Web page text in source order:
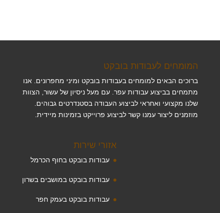
המומחים לעבודות בובקט
ברוכים הבאים למומחים בעבודות בובקט ומיני מחפרונים. אנו
מתמחים בביצוע עבודות עפר. עם מעל ניסיון של עשור, הצוות
שלנו מקצועי ואחראי לביצוע העבודה בסטנדרטים גבוהים.
מוזמנים ליצור עמנו קשר לביצוע פרוייקט בזמינות מיידית.
אזורי שירות
עבודות בובקט בחוף הכרמל
עבודות בובקט במושבים בשרון
עבודות בובקט בעמק חפר